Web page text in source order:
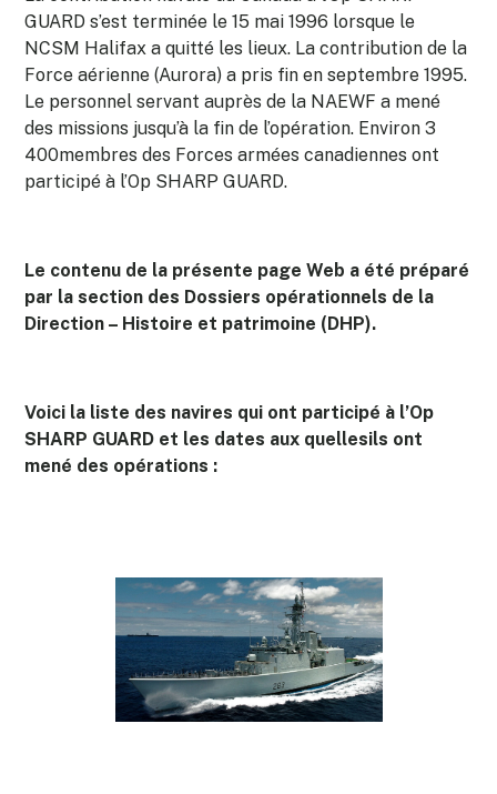
GUARD s’est terminée le 15 mai 1996 lorsque le
NCSM Halifax a quitté les lieux. La contribution de la
Force aérienne (Aurora) a pris fin en septembre 1995.
Le personnel servant auprès de la NAEWF a mené
des missions jusqu’à la fin de l’opération. Environ 3
400membres des Forces armées canadiennes ont
participé à l’Op SHARP GUARD.
Le contenu de la présente page Web a été préparé
par la section des Dossiers opérationnels de la
Direction – Histoire et patrimoine (DHP).
Voici la liste des navires qui ont participé à l’Op
SHARP GUARD et les dates aux quellesils ont
mené des opérations :